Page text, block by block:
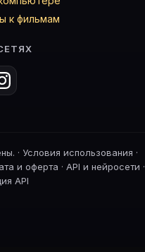
к фильмам
· Условия использования ·
и оферта · API и нейросети ·
API